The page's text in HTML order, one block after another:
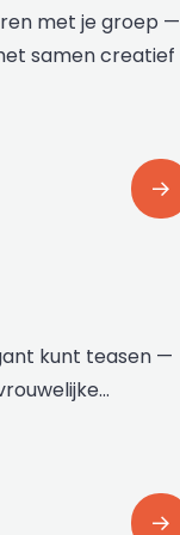
met je groep —
samen creatief
kunt teasen —